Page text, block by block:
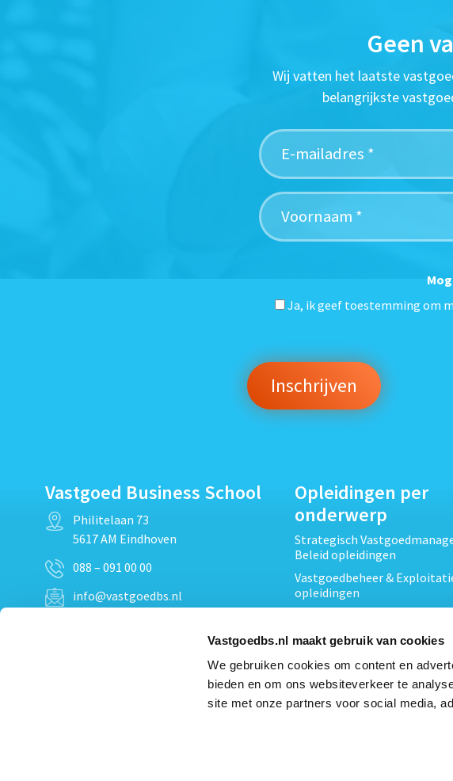
Vastgoedbs.nl maakt gebruik van cookies
We gebruiken cookies om content en
bieden en om ons websiteverkeer te
site met onze partners voor social media,
Geen
Wij vatten het laatste
belangrijkste
Ja, ik geef toestemming om
Vastgoed Business School
Philitelaan 73
5617 AM Eindhoven
088 – 091 00 00
info@vastgoedbs.nl
Opleidingen per
onderwerp
Strategisch
Beleid opleidingen
Vastgoedbeheer &
opleidingen
Projectontwikkeling &
Techniek, Onderhoud &
Opleidingen
Verduurzaming en